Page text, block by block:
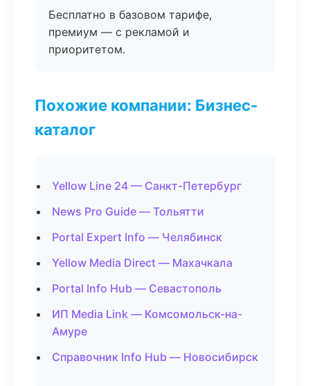
Бесплатно в базовом тарифе,
премиум — с рекламой и
приоритетом.
Похожие компании: Бизнес-
каталог
Yellow Line 24 — Санкт-Петербург
News Pro Guide — Тольятти
Portal Expert Info — Челябинск
Yellow Media Direct — Махачкала
Portal Info Hub — Севастополь
ИП Media Link — Комсомольск-на-
Амуре
Справочник Info Hub — Новосибирск